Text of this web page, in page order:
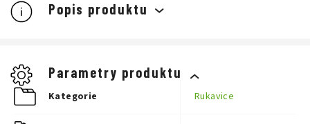
Popis produktu
VÝSTELKA:
VLASTNOSTI:
vysoce savý povrch, zapínání na suchý zip
Parametry produktu
Kategorie Rukavice